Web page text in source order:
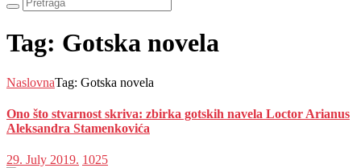
Tag: Gotska novela
NaslovnaTag: Gotska novela
Ono što stvarnost skriva: zbirka gotskih navela Loctor Arianus
Aleksandra Stamenkovića
29. July 2019. 1025